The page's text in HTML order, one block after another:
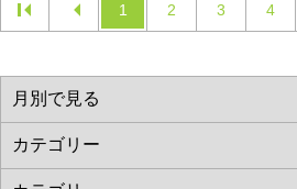
1 2 3 4